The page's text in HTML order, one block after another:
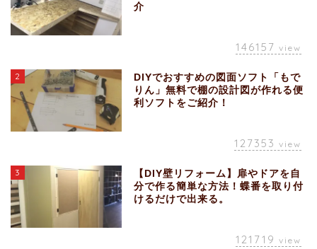
介
146157 view
2
DIYでおすすめの図面ソフト「もで
りん」無料で棚の設計図が作れる便
利ソフトをご紹介！
127353 view
3
【DIY壁リフォーム】扉やドアを自
分で作る簡単な方法！蝶番を取り付
けるだけで出来る。
121719 view